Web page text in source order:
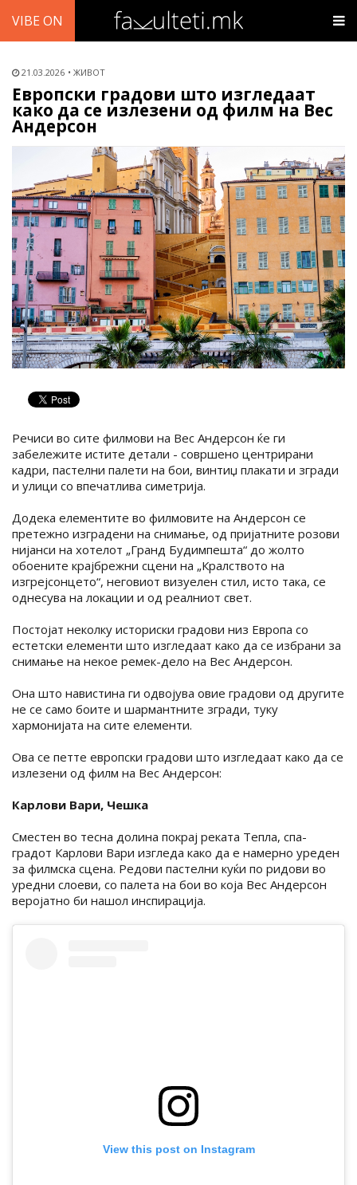
VIBE ON
21.03.2026 ЖИВОТ
Европски градови што изгледаат
како да се излезени од филм на Вес
Андерсон
Речиси во сите филмови на Вес Андерсон ќе ги
забележите истите детали - совршено центрирани
кадри, пастелни палети на бои, винтиџ плакати и згради
и улици со впечатлива симетрија.
Додека елементите во филмовите на Андерсон се
претежно изградени на снимање, од пријатните розови
нијанси на хотелот „Гранд Будимпешта“ до жолто
обоените крајбрежни сцени на „Кралството на
изгрејсонцето“, неговиот визуелен стил, исто така, се
однесува на локации и од реалниот свет.
Постојат неколку историски градови низ Европа со
естетски елементи што изгледаат како да се избрани за
снимање на некое ремек-дело на Вес Андерсон.
Она што навистина ги одвојува овие градови од другите
не се само боите и шармантните згради, туку
хармонијата на сите елементи.
Ова се петте европски градови што изгледаат како да се
излезени од филм на Вес Андерсон:
Карлови Вари, Чешка
Сместен во тесна долина покрај реката Тепла, спа-
градот Карлови Вари изгледа како да е намерно уреден
за филмска сцена. Редови пастелни куќи по ридови во
уредни слоеви, со палета на бои во која Вес Андерсон
веројатно би нашол инспирација.
View this post on Instagram